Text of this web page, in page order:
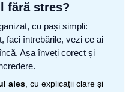
fără stres?
cu pași simpli:
faci întrebările, vezi ce ai
Așa înveți corect și
ales , cu explicații clare și